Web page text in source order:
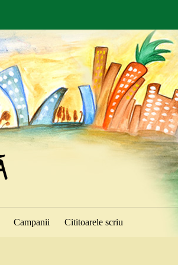
Campanii Cititoarele scriu